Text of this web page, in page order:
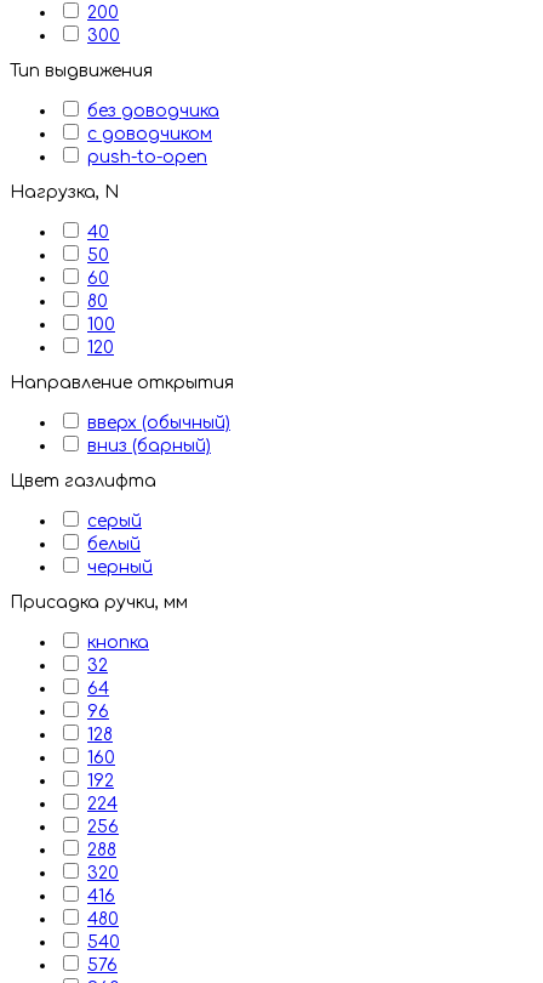
200
300
Тип выдвижения
без доводчика
с доводчиком
push-to-open
Нагрузка, N
40
50
60
80
100
120
Направление открытия
вверх (обычный)
вниз (барный)
Цвет газлифта
серый
белый
черный
Присадка ручки, мм
кнопка
32
64
96
128
160
192
224
256
288
320
416
480
540
576